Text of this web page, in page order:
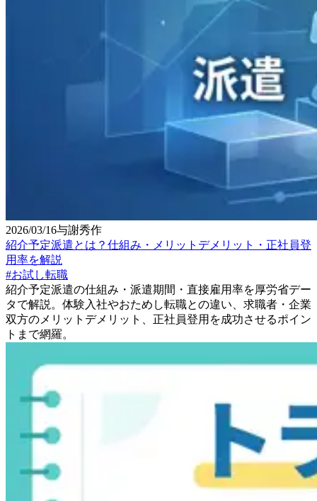
2026/03/16与謝秀作
紹介予定派遣とは？仕組み・メリットデメリット・正社員登
用率を解説
#お試し転職
紹介予定派遣の仕組み・派遣期間・直接雇用率を厚労省デー
タで解説。体験入社やおためし転職との違い、求職者・企業
双方のメリットデメリット、正社員登用を成功させるポイン
トまで網羅。